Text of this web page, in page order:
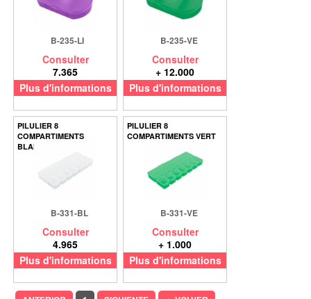
B-235-LI
Consulter
7.365
Plus d'informations
B-235-VE
Consulter
+ 12.000
Plus d'informations
PILULIER 8
COMPARTIMENTS
BLANC
B-331-BL
Consulter
4.965
Plus d'informations
PILULIER 8
COMPARTIMENTS VERT
B-331-VE
Consulter
+ 1.000
Plus d'informations